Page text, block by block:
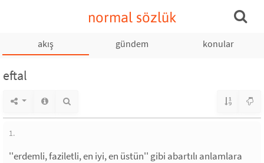
normal sözlük
akış gündem konular
eftal
1.
''erdemli, faziletli, en iyi, en üstün'' gibi abartılı anlamlara